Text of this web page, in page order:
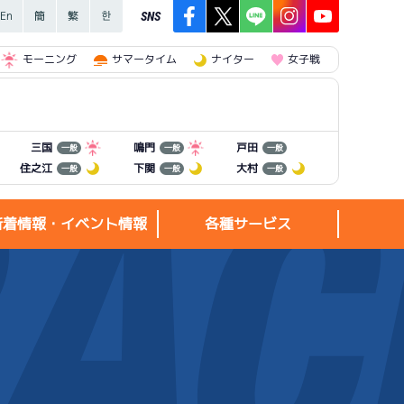
SNS
モーニング サマータイム ナイター 女子戦
三国 一般 鳴門 一般 戸田 一般
住之江 一般 下関 一般 大村 一般
情報・イベント情報 各種サービス